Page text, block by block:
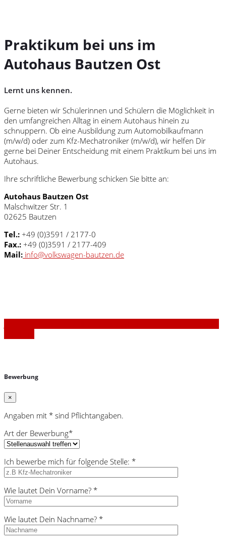
Praktikum bei uns im
Autohaus Bautzen Ost
Lernt uns kennen.
Gerne bieten wir Schülerinnen und Schülern die Möglichkeit in
den umfangreichen Alltag in einem Autohaus hinein zu
schnuppern. Ob eine Ausbildung zum Automobilkaufmann
(m/w/d) oder zum Kfz-Mechatroniker (m/w/d), wir helfen Dir
gerne bei Deiner Entscheidung mit einem Praktikum bei uns im
Autohaus.
Ihre schriftliche Bewerbung schicken Sie bitte an:
Autohaus Bautzen Ost
Malschwitzer Str. 1
02625 Bautzen
Tel.: +49 (0)3591 / 2177-0
Fax.: +49 (0)3591 / 2177-409
Mail: info@volkswagen-bautzen.de
Bewerbung
×
Angaben mit * sind Pflichtangaben.
Art der Bewerbung*
Ich bewerbe mich für folgende Stelle: *
Wie lautet Dein Vorname? *
Wie lautet Dein Nachname? *